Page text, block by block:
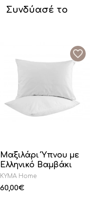
Συνδύασέ το
Μαξιλάρι Ύπνου με
Ελληνικό Βαμβάκι
KYMA Home
60,00€